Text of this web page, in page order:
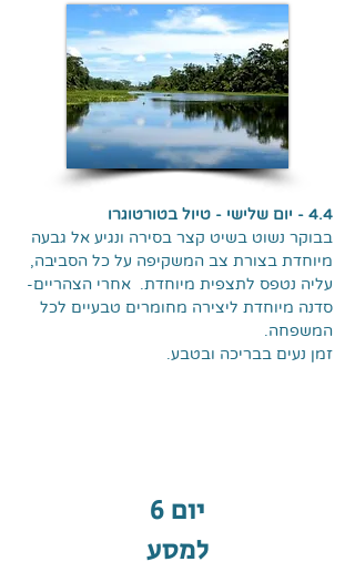
4.4 - יום שלישי - טיול בטורטוגרו
בבוקר נשוט בשיט קצר בסירה ונגיע אל גבעה
מיוחדת בצורת צב המשקיפה על כל הסביבה,
עליה נטפס לתצפית מיוחדת. אחרי הצהריים-
סדנה מיוחדת ליצירה מחומרים טבעיים לכל
המשפחה.
זמן נעים בבריכה ובטבע.
יום 6
למסע